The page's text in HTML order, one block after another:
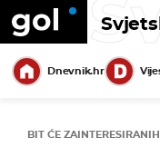
Dnevnik.hr
BIT ĆE ZAINTERESIRANIH